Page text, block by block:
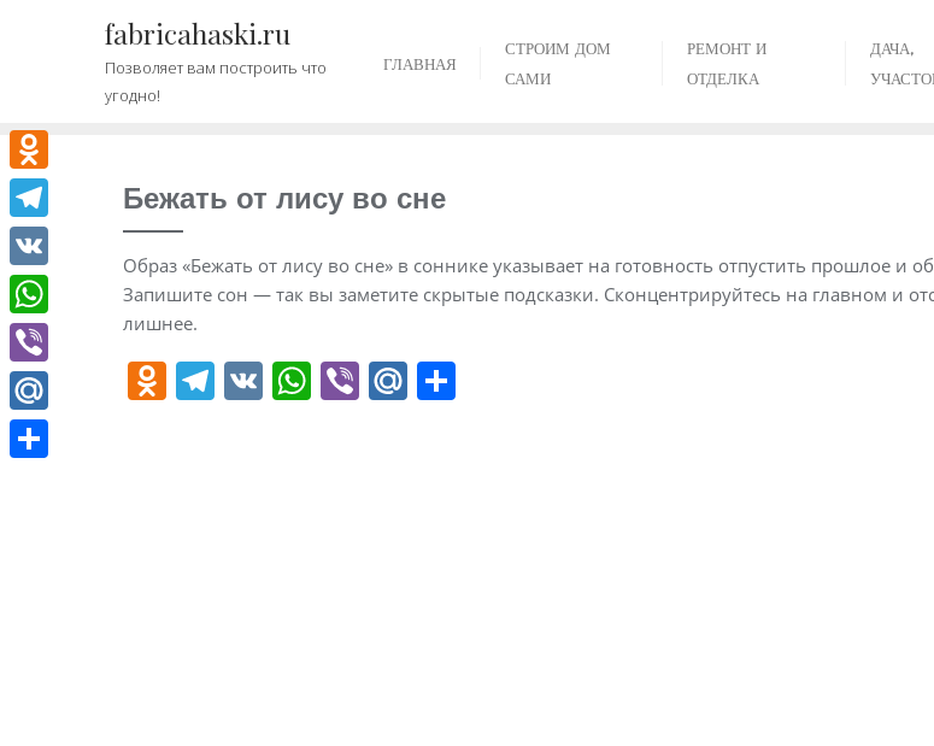
содержимому
fabricahaski.ru
Позволяет вам построить что
угодно!
ГЛАВНАЯ
СТРОИМ ДОМ
САМИ
РЕМОНТ И
ОТДЕЛКА
ДАЧА,
Бежать от лису во сне
Образ «Бежать от лису во сне» в соннике указывает на готовность отпустить прошлое и
Запишите сон — так вы заметите скрытые подсказки. Сконцентрируйтесь на главном и
лишнее.
O T V W Vi M
Odnoklassniki
Telegram
VK
WhatsApp
Viber
Mail.Ru